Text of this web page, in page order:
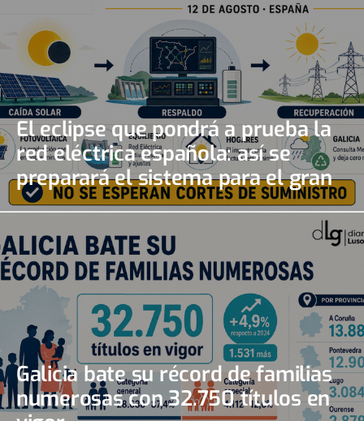
El eclipse que pondrá a prueba la
red eléctrica española: así se
preparará el sistema para el gran
apagón solar
Galicia bate su récord de familias
numerosas con 32.750 títulos en